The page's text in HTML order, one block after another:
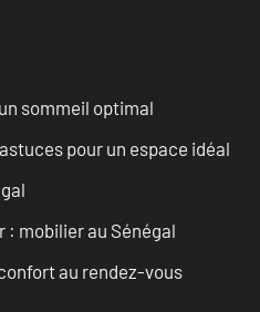
sommeil optimal
pour un espace idéal
: mobilier au Sénégal
au rendez-vous